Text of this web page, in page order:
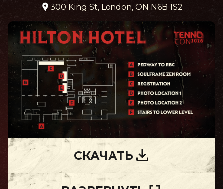
300 King St, London, ON N6B 1S2
СКАЧАТЬ